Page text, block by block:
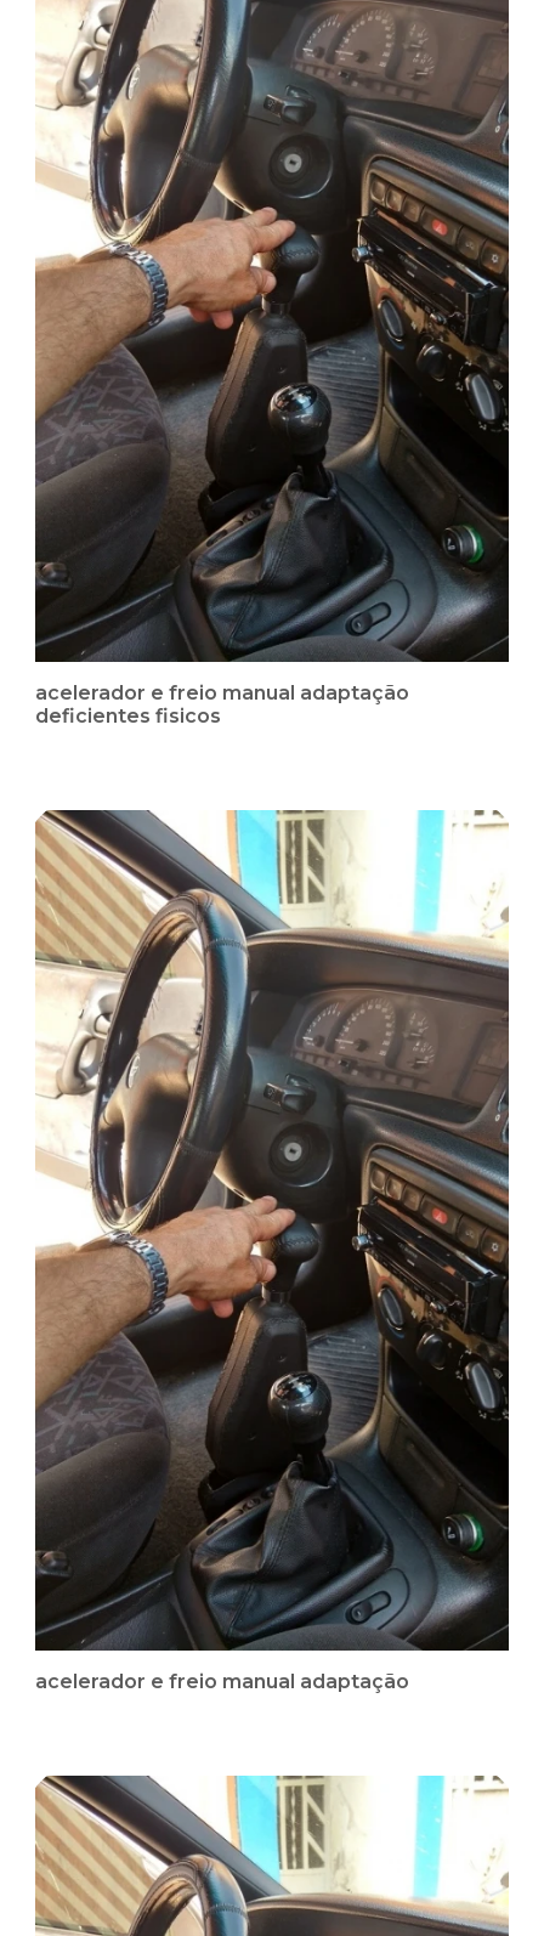
acelerador e freio manual adaptação
deficientes fisicos
acelerador e freio manual adaptação